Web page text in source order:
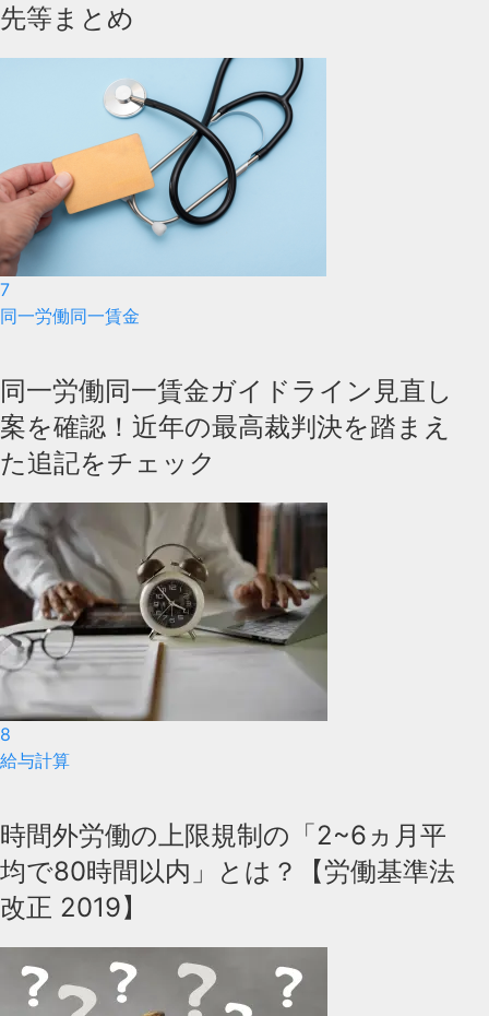
先等まとめ
7
同一労働同一賃金
同一労働同一賃金ガイドライン見直し
案を確認！近年の最高裁判決を踏まえ
た追記をチェック
8
給与計算
時間外労働の上限規制の「2~6ヵ月平
均で80時間以内」とは？【労働基準法
改正 2019】